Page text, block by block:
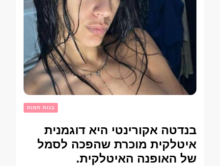
בנות חמות
בנדטה אקורינטי היא דוגמנית
איטלקית מוכרת שהפכה לסמל
של האופנה האיטלקית.